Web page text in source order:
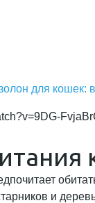
для кошек: в
и